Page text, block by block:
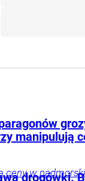
manipulują
ceny wdrogówki.